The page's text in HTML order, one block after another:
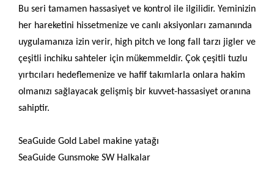
Bu seri tamamen hassasiyet ve kontrol ile ilgilidir. Yeminizin
her hareketini hissetmenize ve canlı aksiyonları zamanında
uygulamanıza izin verir, high pitch ve long fall tarzı jigler ve
çeşitli inchiku sahteler için mükemmeldir. Çok çeşitli tuzlu
yırtıcıları hedeflemenize ve hafif takımlarla onlara hakim
olmanızı sağlayacak gelişmiş bir kuvvet-hassasiyet oranına
sahiptir.
SeaGuide Gold Label makine yatağı
SeaGuide Gunsmoke SW Halkalar